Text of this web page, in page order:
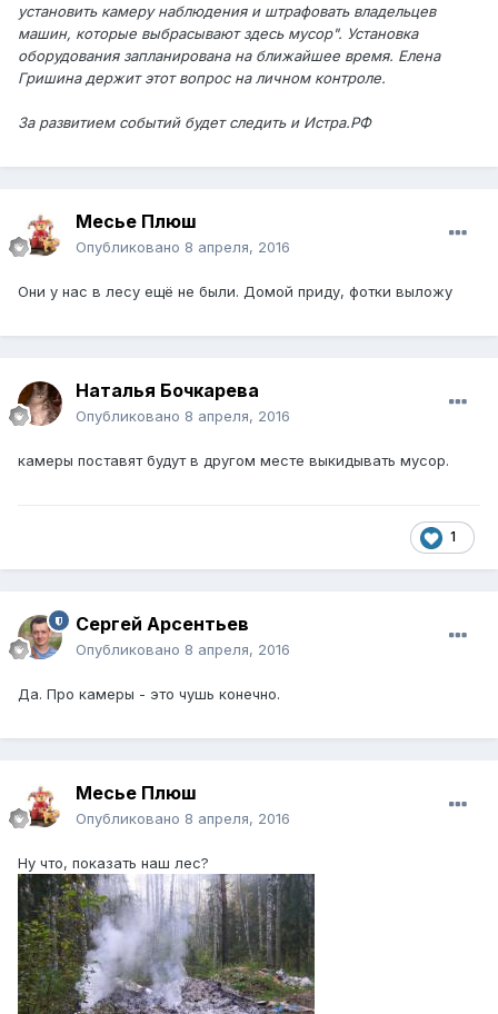
установить камеру наблюдения и штрафовать владельцев
машин, которые выбрасывают здесь мусор". Установка
оборудования запланирована на ближайшее время. Елена
Гришина держит этот вопрос на личном контроле.
За развитием событий будет следить и Истра.РФ
Месье Плюш
Опубликовано 8 апреля, 2016
Они у нас в лесу ещё не были. Домой приду, фотки выложу
Наталья Бочкарева
Опубликовано 8 апреля, 2016
камеры поставят будут в другом месте выкидывать мусор.
1
Сергей Арсентьев
Опубликовано 8 апреля, 2016
Да. Про камеры - это чушь конечно.
Месье Плюш
Опубликовано 8 апреля, 2016
Ну что, показать наш лес?